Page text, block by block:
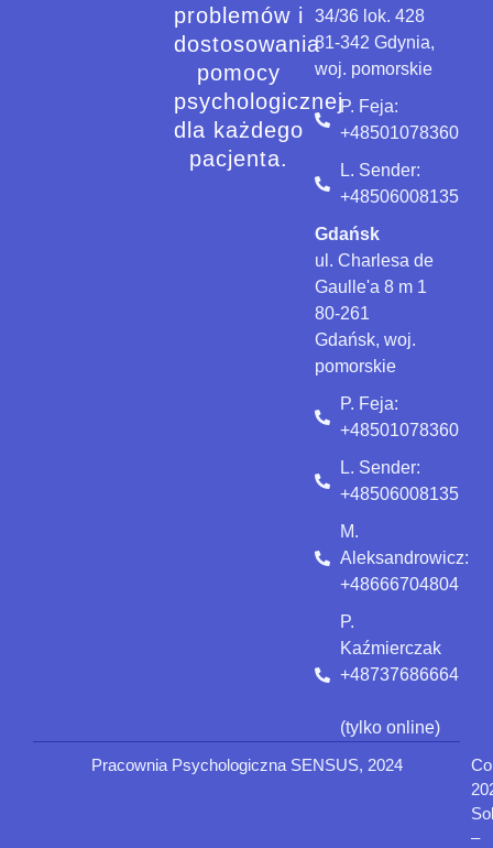
problemów i
dostosowania
pomocy
psychologicznej
dla każdego
pacjenta.
34/36 lok. 428
81-342 Gdynia,
woj. pomorskie
P. Feja:
+48501078360
L. Sender:
+48506008135
Gdańsk
ul. Charlesa de
Gaulle'a 8 m 1
80-261
Gdańsk, woj.
pomorskie
P. Feja:
+48501078360
L. Sender:
+48506008135
M.
Aleksandrowicz:
+48666704804
P.
Kaźmierczak
+48737686664
(tylko online)
Pracownia Psychologiczna SENSUS, 2024
–